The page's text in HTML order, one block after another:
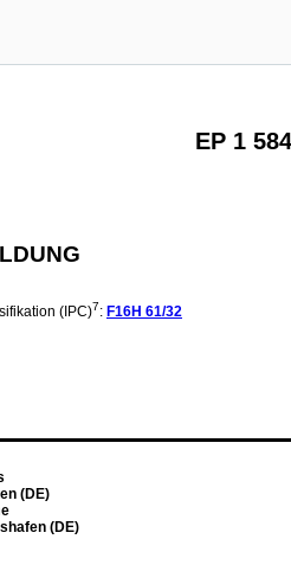
EP 1
(IPC)7: F16H 61/32
(DE)
(DE)